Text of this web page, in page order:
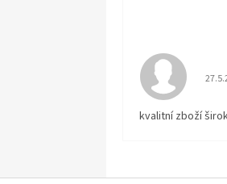
kvalitní zboží